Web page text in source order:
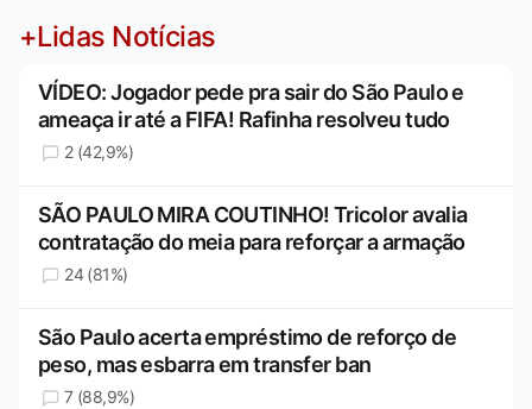
+Lidas Notícias
VÍDEO: Jogador pede pra sair do São Paulo e
ameaça ir até a FIFA! Rafinha resolveu tudo
2 (42,9%)
SÃO PAULO MIRA COUTINHO! Tricolor avalia
contratação do meia para reforçar a armação
24 (81%)
São Paulo acerta empréstimo de reforço de
peso, mas esbarra em transfer ban
7 (88,9%)